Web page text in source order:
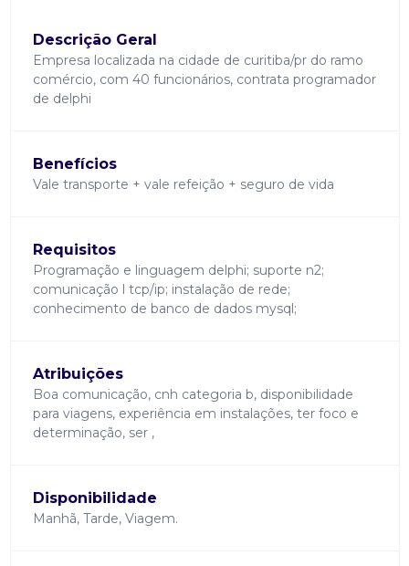
Descrição Geral
Empresa localizada na cidade de curitiba/pr do ramo
comércio, com 40 funcionários, contrata programador
de delphi
Benefícios
Vale transporte + vale refeição + seguro de vida
Requisitos
Programação e linguagem delphi; suporte n2;
comunicação l tcp/ip; instalação de rede;
conhecimento de banco de dados mysql;
Atribuições
Boa comunicação, cnh categoria b, disponibilidade
para viagens, experiência em instalações, ter foco e
determinação, ser ,
Disponibilidade
Manhã, Tarde, Viagem.